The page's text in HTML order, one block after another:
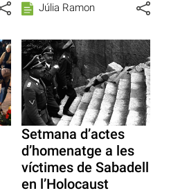
Júlia Ramon
Setmana d’actes
d’homenatge a les
víctimes de Sabadell
en l’Holocaust